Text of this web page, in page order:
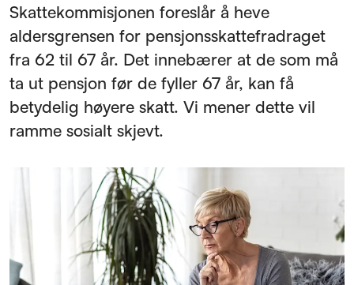
Skattekommisjonen foreslår å heve
aldersgrensen for pensjonsskattefradraget
fra 62 til 67 år. Det innebærer at de som må
ta ut pensjon før de fyller 67 år, kan få
betydelig høyere skatt. Vi mener dette vil
ramme sosialt skjevt.